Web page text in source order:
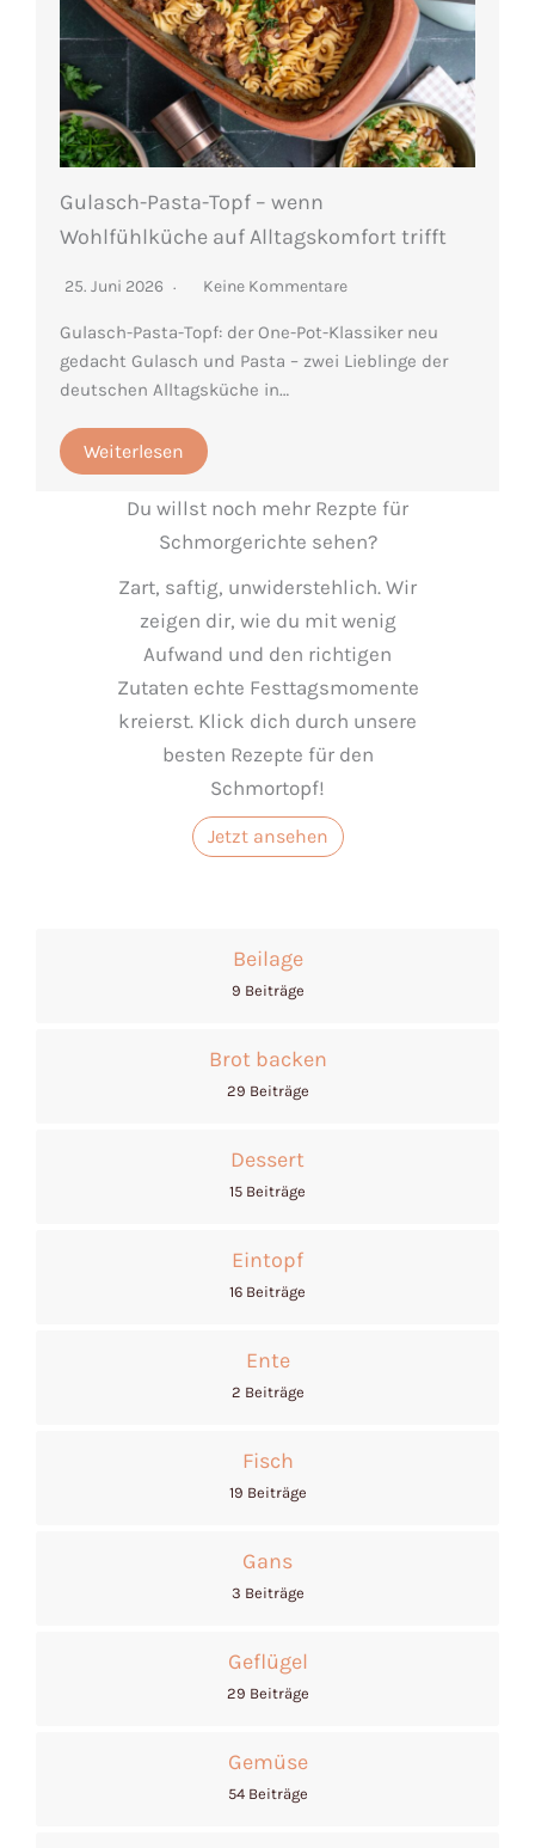
Gulasch-Pasta-Topf – wenn
Wohlfühlküche auf Alltagskomfort trifft
25. Juni 2026 Keine Kommentare
Gulasch-Pasta-Topf: der One-Pot-Klassiker neu
gedacht Gulasch und Pasta – zwei Lieblinge der
deutschen Alltagsküche in…
Weiterlesen
Du willst noch mehr Rezpte für
Schmorgerichte sehen?
Zart, saftig, unwiderstehlich. Wir
zeigen dir, wie du mit wenig
Aufwand und den richtigen
Zutaten echte Festtagsmomente
kreierst. Klick dich durch unsere
besten Rezepte für den
Schmortopf!
Jetzt ansehen
Beilage
9 Beiträge
Brot backen
29 Beiträge
Dessert
15 Beiträge
Eintopf
16 Beiträge
Ente
2 Beiträge
Fisch
19 Beiträge
Gans
3 Beiträge
Geflügel
29 Beiträge
Gemüse
54 Beiträge